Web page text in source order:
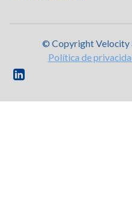
© Copyright Velocity
Política de